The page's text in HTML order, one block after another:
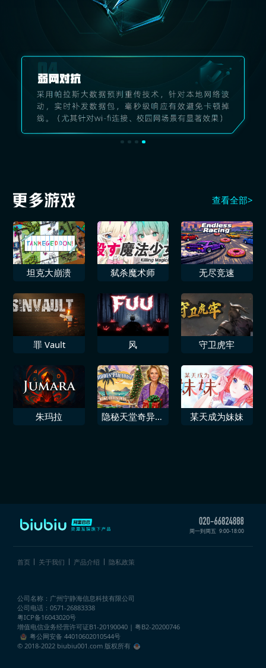
查看全部>
坦克大崩溃 弑杀魔术师 无尽竞速
罪 Vault 风 守卫虎牢
朱玛拉
隐秘天堂奇异果
某天成为妹妹
周一到周五 9:00-18:00
首页 关于我们 产品介绍 隐私政策
公司名称：广州宁静海信息科技有限公司
公司电话：0571-26883338
粤ICP备16043020号
增值电信业务经营许可证B1-20190040 | 粤B2-20200746
粤公网安备 44010602010544号
© 2018-2022 biubiu001.com 版权所有